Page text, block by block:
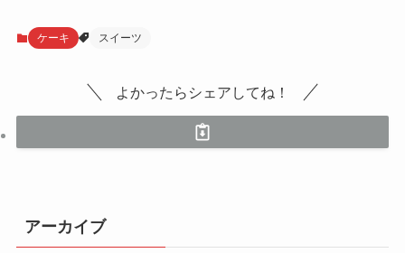
ケーキ スイーツ
よかったらシェアしてね！
アーカイブ